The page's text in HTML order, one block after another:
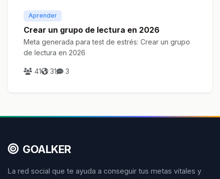
Aprender
Crear un grupo de lectura en 2026
Meta generada para test de estrés: Crear un grupo
de lectura en 2026
41 31 3
GOALKER
La red social que te ayuda a conseguir tus metas vitales y